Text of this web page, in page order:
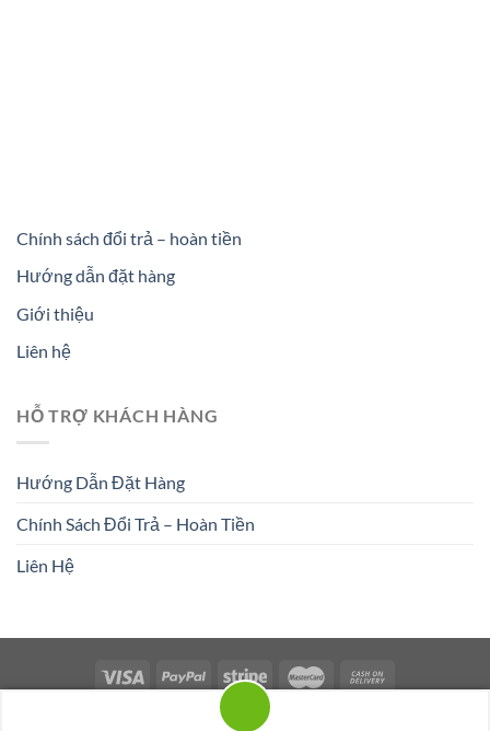
Chính sách đổi trả – hoàn tiền
Hướng dẫn đặt hàng
Giới thiệu
Liên hệ
HỖ TRỢ KHÁCH HÀNG
Hướng Dẫn Đặt Hàng
Chính Sách Đổi Trả – Hoàn Tiền
Liên Hệ
Copyright 2026 © Flatsome Theme